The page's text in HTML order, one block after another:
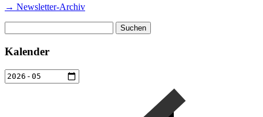
→ Newsletter-Archiv
nach:
Kalender